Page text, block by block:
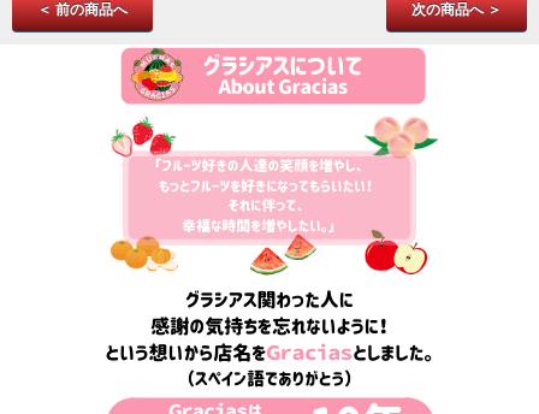
＜ 前の商品へ 次の商品へ ＞